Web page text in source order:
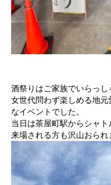
酒祭りはご家族でいらっ
女世代問わず楽しめる地
なイベントでした。
当日は茶屋町駅からシャ
来場される方も沢山おられ